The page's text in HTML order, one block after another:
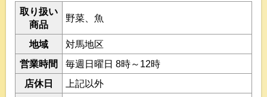
取り扱い
商品
野菜、魚
地域
対馬地区
営業時間
毎週日曜日 8時～12時
店休日
上記以外